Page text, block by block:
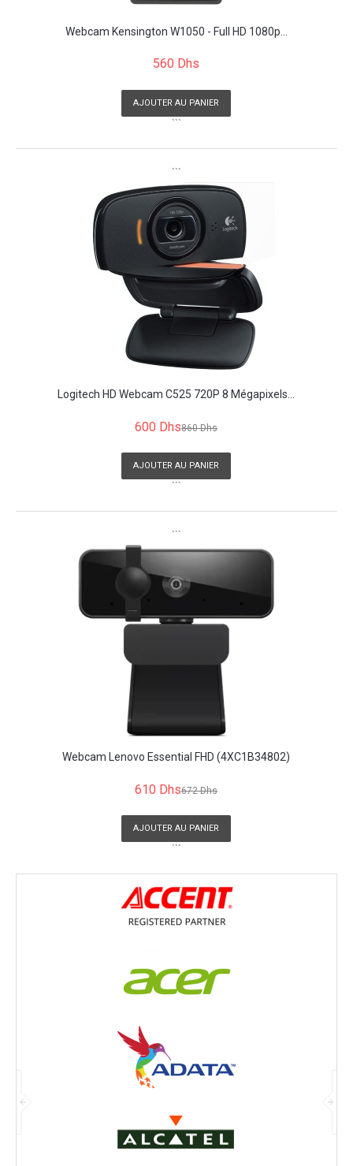
Webcam Kensington W1050 - Full HD 1080p...
560 Dhs
AJOUTER AU PANIER
```
```
Logitech HD Webcam C525 720P 8 Mégapixels...
600 Dhs860 Dhs
AJOUTER AU PANIER
```
```
Webcam Lenovo Essential FHD (4XC1B34802)
610 Dhs672 Dhs
AJOUTER AU PANIER
```